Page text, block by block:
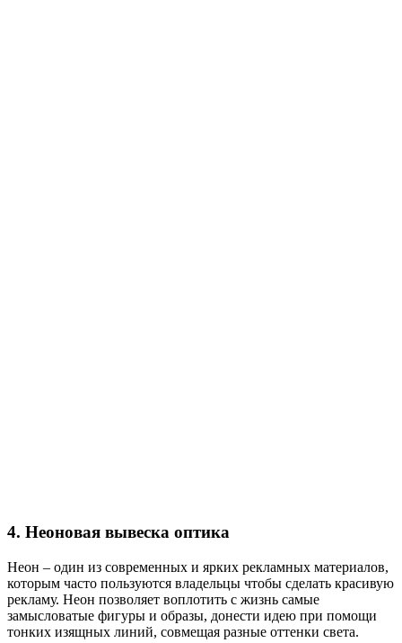
4. Неоновая вывеска оптика
Неон – один из современных и ярких рекламных материалов,
которым часто пользуются владельцы чтобы сделать красивую
рекламу. Неон позволяет воплотить с жизнь самые
замысловатые фигуры и образы, донести идею при помощи
тонких изящных линий, совмещая разные оттенки света.